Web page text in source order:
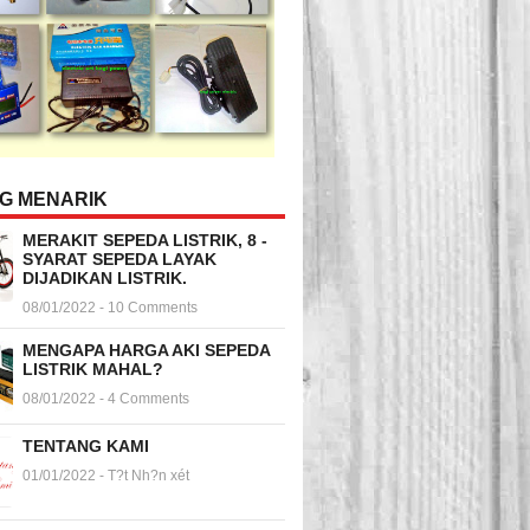
MENARIK
MERAKIT SEPEDA LISTRIK, 8 -
SYARAT SEPEDA LAYAK
DIJADIKAN LISTRIK.
08/01/2022 - 10 Comments
MENGAPA HARGA AKI SEPEDA
LISTRIK MAHAL?
08/01/2022 - 4 Comments
TENTANG KAMI
01/01/2022 - T?t Nh?n xét